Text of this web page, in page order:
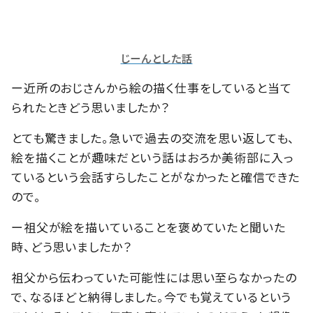
じーんとした話
ー近所のおじさんから絵の描く仕事をしていると当て
られたときどう思いましたか？
とても驚きました。急いで過去の交流を思い返しても、
絵を描くことが趣味だという話はおろか美術部に入っ
ているという会話すらしたことがなかったと確信できた
ので。
ー祖父が絵を描いていることを褒めていたと聞いた
時、どう思いましたか？
祖父から伝わっていた可能性には思い至らなかったの
で、なるほどと納得しました。今でも覚えているという